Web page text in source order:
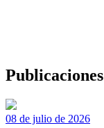
Publicaciones
08 de julio de 2026